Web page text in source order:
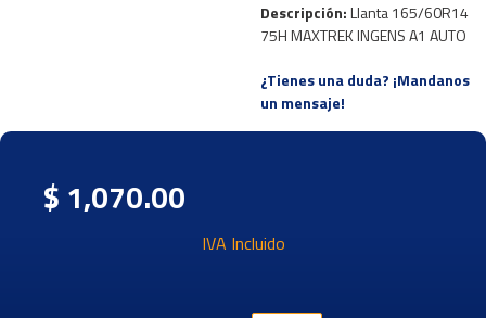
Descripción:Llanta 165/60R14
75H MAXTREK INGENS A1 AUTO
¿Tienes una duda? ¡Mandanos
un mensaje!
$ 1,070.00
IVA Incluido